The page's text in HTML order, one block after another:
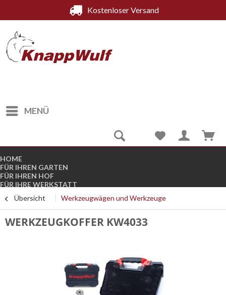
Kostenloser Versand
MENÜ
HOME
FÜR IHREN GARTEN
FÜR IHREN HOF
FÜR IHRE WERKSTATT
FÜR DEN WINTER
KOMPRESSOREN
STROMGENERATOREN
B-WARE
ALLGEMEIN
Übersicht Werkzeugwägen und Werkzeuge
WERKZEUGKOFFER KW4033